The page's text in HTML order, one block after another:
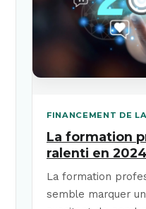
FINANCEMENT DE
La formation
ralenti en
La formation
semble marquer